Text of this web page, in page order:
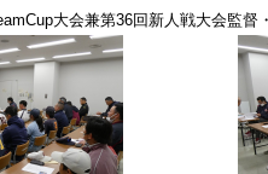
大会兼第36回新人戦大会